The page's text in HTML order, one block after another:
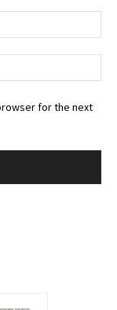
for the next